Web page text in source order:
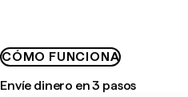
CÓMO FUNCIONA
Envíe dinero en 3 pasos